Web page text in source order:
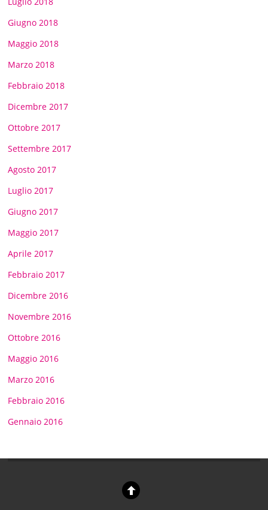
Giugno 2018
Maggio 2018
Marzo 2018
Febbraio 2018
Dicembre 2017
Ottobre 2017
Settembre 2017
Agosto 2017
Luglio 2017
Giugno 2017
Maggio 2017
Aprile 2017
Febbraio 2017
Dicembre 2016
Novembre 2016
Ottobre 2016
Maggio 2016
Marzo 2016
Febbraio 2016
Gennaio 2016